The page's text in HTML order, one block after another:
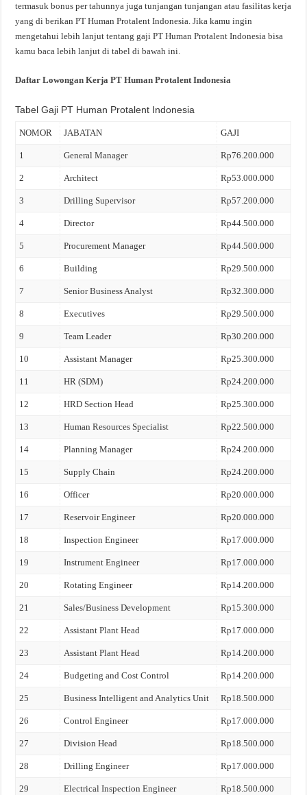
termasuk bonus per tahunnya juga tunjangan tunjangan atau fasilitas kerja
yang di berikan PT Human Protalent Indonesia. Jika kamu ingin
mengetahui lebih lanjut tentang gaji PT Human Protalent Indonesia bisa
kamu baca lebih lanjut di tabel di bawah ini.
Daftar Lowongan Kerja PT Human Protalent Indonesia
Tabel Gaji PT Human Protalent Indonesia
NOMOR JABATAN GAJI
1 General Manager Rp76.200.000
2 Architect Rp53.000.000
3 Drilling Supervisor Rp57.200.000
4 Director Rp44.500.000
5 Procurement Manager Rp44.500.000
6 Building Rp29.500.000
7 Senior Business Analyst Rp32.300.000
8 Executives Rp29.500.000
9 Team Leader Rp30.200.000
10 Assistant Manager Rp25.300.000
11 HR (SDM) Rp24.200.000
12 HRD Section Head Rp25.300.000
13 Human Resources Specialist Rp22.500.000
14 Planning Manager Rp24.200.000
15 Supply Chain Rp24.200.000
16 Officer Rp20.000.000
17 Reservoir Engineer Rp20.000.000
18 Inspection Engineer Rp17.000.000
19 Instrument Engineer Rp17.000.000
20 Rotating Engineer Rp14.200.000
21 Sales/Business Development Rp15.300.000
22 Assistant Plant Head Rp17.000.000
23 Assistant Plant Head Rp14.200.000
24 Budgeting and Cost Control Rp14.200.000
25 Business Intelligent and Analytics Unit Rp18.500.000
26 Control Engineer Rp17.000.000
27 Division Head Rp18.500.000
28 Drilling Engineer Rp17.000.000
29 Electrical Inspection Engineer Rp18.500.000